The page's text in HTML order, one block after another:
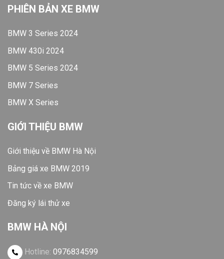
PHIÊN BẢN XE BMW
BMW 3 Series 2024
BMW 430i 2024
BMW 5 Series 2024
BMW 7 Series
BMW X Series
GIỚI THIỆU BMW
Giới thiệu về BMW Hà Nội
Bảng giá xe BMW 2019
Tin tức về xe BMW
Đăng ký lái thử xe
BMW HÀ NỘI
Hotline: 0976834599